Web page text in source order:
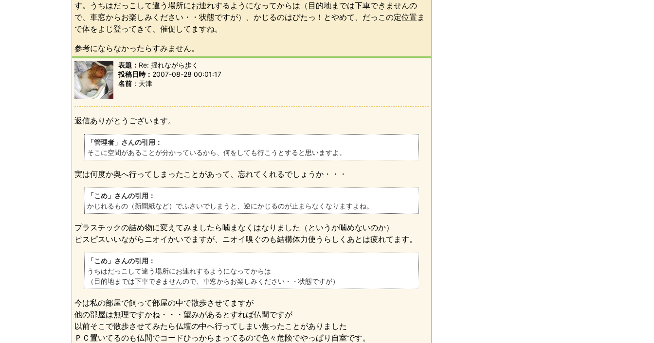
す。うちはだっこして違う場所にお連れするようになってからは（目的地までは下車できませんの
で、車窓からお楽しみください・・状態ですが）、かじるのはぴたっ！とやめて、だっこの定位置ま
で体をよじ登ってきて、催促してますね。
参考にならなかったらすみません。
表題： Re: 揺れながら歩く
投稿日時： 2007-08-28 00:01:17
名前
天津
返信ありがとうございます。
「管理者」さんの引用：
そこに空間があることが分かっているから、何をしても行こうとすると思いますよ。
実は何度か奥へ行ってしまったことがあって、忘れてくれるでしょうか・・・
「こめ」さんの引用：
かじれるもの（新聞紙など）でふさいでしまうと、逆にかじるのが止まらなくなりますよね。
プラスチックの詰め物に変えてみましたら噛まなくはなりました（というか噛めないのか）
ピスピスいいながらニオイかいでますが、ニオイ嗅ぐのも結構体力使うらしくあとは疲れてます。
「こめ」さんの引用：
うちはだっこして違う場所にお連れするようになってからは
（目的地までは下車できませんので、車窓からお楽しみください・・状態ですが）
今は私の部屋で飼って部屋の中で散歩させてますが
他の部屋は無理ですかね・・・望みがあるとすれば仏間ですが
以前そこで散歩させてみたら仏壇の中へ行ってしまい焦ったことがありました
ＰＣ置いてるのも仏間でコードひっからまってるので色々危険でやっぱり自室です。